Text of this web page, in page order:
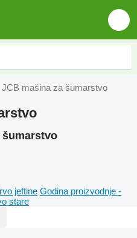
JCB mašina za šumarstvo
šumarstvo
jeftine Godina proizvodnje -
stare